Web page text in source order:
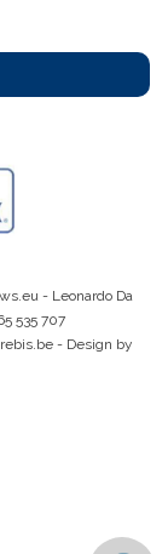
- Leonardo Da
535 707
- Design by